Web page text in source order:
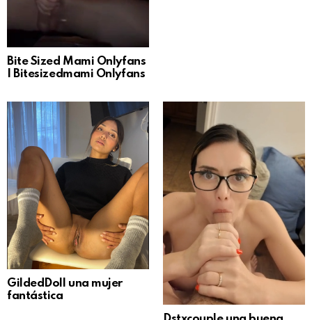
Bite Sized Mami Onlyfans
| Bitesizedmami Onlyfans
GildedDoll una mujer
fantástica